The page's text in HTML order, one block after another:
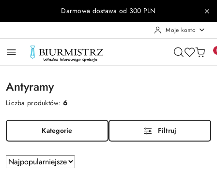
Przejdź do treści głównej
Przejdź do wyszukiwarki
Przejdź do moje konto
Przejdź do menu głównego
Przejdź do stopkiDarmowa dostawa od 300 PLN
Moje konto
Antyramy
Liczba produktów:6
Kategorie Filtruj
Zastosowano
sortowanie:
Sortuj
według